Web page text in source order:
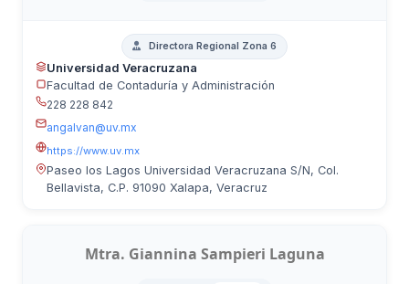
Directora Regional Zona 6
Universidad Veracruzana
Facultad de Contaduría y Administración
228 228 842
angalvan@uv.mx
https://www.uv.mx
Paseo los Lagos Universidad Veracruzana S/N, Col.
Bellavista, C.P. 91090 Xalapa, Veracruz
Mtra. Giannina Sampieri Laguna